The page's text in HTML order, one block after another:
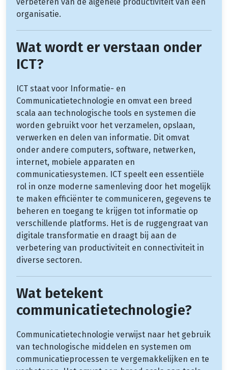
verbeteren van de algehele productiviteit van een
organisatie.
Wat wordt er verstaan onder
ICT?
ICT staat voor Informatie- en
Communicatietechnologie en omvat een breed
scala aan technologische tools en systemen die
worden gebruikt voor het verzamelen, opslaan,
verwerken en delen van informatie. Dit omvat
onder andere computers, software, netwerken,
internet, mobiele apparaten en
communicatiesystemen. ICT speelt een essentiële
rol in onze moderne samenleving door het mogelijk
te maken efficiënter te communiceren, gegevens te
beheren en toegang te krijgen tot informatie op
verschillende platforms. Het is de ruggengraat van
digitale transformatie en draagt bij aan de
verbetering van productiviteit en connectiviteit in
diverse sectoren.
Wat betekent
communicatietechnologie?
Communicatietechnologie verwijst naar het gebruik
van technologische middelen en systemen om
communicatieprocessen te vergemakkelijken en te